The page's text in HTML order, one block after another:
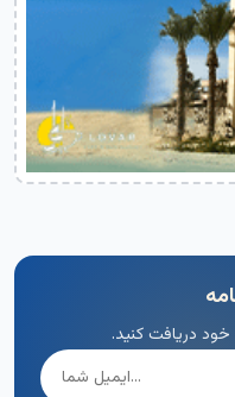
خود دریافت کنید.